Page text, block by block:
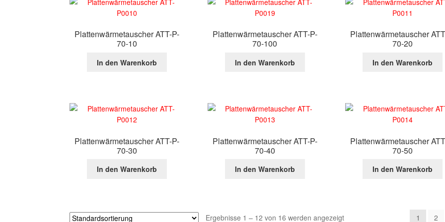
Plattenwärmetauscher ATT-P-
70-10
In den Warenkorb
Plattenwärmetauscher ATT-P-
70-100
In den Warenkorb
Plattenwärmetauscher
70-20
In den Warenkorb
Plattenwärmetauscher ATT-P-
70-30
In den Warenkorb
Plattenwärmetauscher ATT-P-
70-40
In den Warenkorb
Plattenwärmetauscher
70-50
In den Warenkorb
Ergebnisse 1 – 12 von 16 werden angezeigt 1 2